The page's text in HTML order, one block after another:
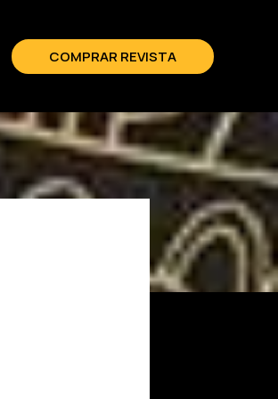
COMPRAR REVISTA